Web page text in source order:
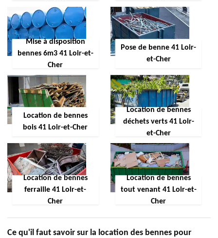
Mise à disposition
bennes 6m3 41 Loir-et-
Cher
Pose de benne 41 Loir-
et-Cher
Location de bennes
bois 41 Loir-et-Cher
Location de bennes
déchets verts 41 Loir-
et-Cher
Location de bennes
ferraille 41 Loir-et-
Cher
Location de bennes
tout venant 41 Loir-et-
Cher
Ce qu'il faut savoir sur la location des bennes pour